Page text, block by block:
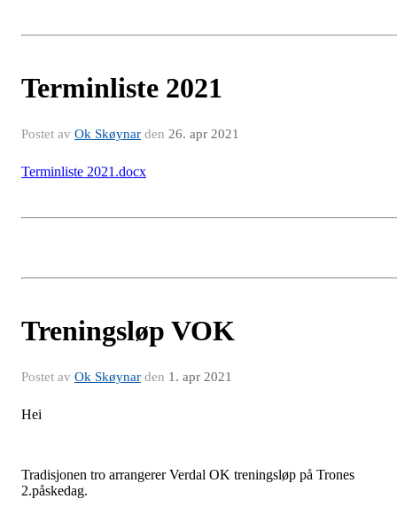
Terminliste 2021
Postet av Ok Skøynar den 26. apr 2021
Terminliste 2021.docx
Treningsløp VOK
Postet av Ok Skøynar den 1. apr 2021
Hei
Tradisjonen tro arrangerer Verdal OK treningsløp på Trones
2.påskedag.